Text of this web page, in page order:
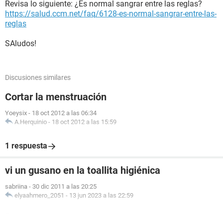
Revisa lo siguiente: ¿Es normal sangrar entre las reglas?
https://salud.ccm.net/faq/6128-es-normal-sangrar-entre-las-
reglas
SAludos!
Discusiones similares
Cortar la menstruación
Yoeysix - 18 oct 2012 a las 06:34
A.Herquinio - 18 oct 2012 a las 15:59
1 respuesta
vi un gusano en la toallita higiénica
sabriina - 30 dic 2011 a las 20:25
elyaahmero_2051 - 13 jun 2023 a las 22:59